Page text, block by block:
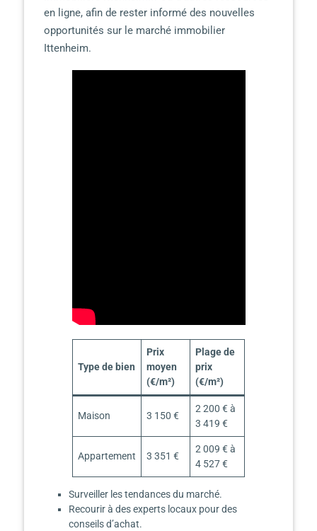
en ligne, afin de rester informé des nouvelles
opportunités sur le marché immobilier
Ittenheim.
Type de bien
Prix
moyen
(€/m²)
Plage de
prix
(€/m²)
Maison 3 150 €
2 200 € à
3 419 €
Appartement 3 351 €
2 009 € à
4 527 €
Surveiller les tendances du marché.
Recourir à des experts locaux pour des
conseils d’achat.